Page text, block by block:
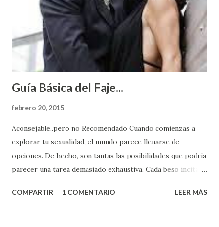
Guía Básica del Faje...
febrero 20, 2015
Aconsejable..pero no Recomendado Cuando comienzas a
explorar tu sexualidad, el mundo parece llenarse de
opciones. De hecho, son tantas las posibilidades que podría
parecer una tarea demasiado exhaustiva. Cada beso incita
partes de ti que jamás hubieras imaginado. El problema es
COMPARTIR 1 COMENTARIO LEER MÁS